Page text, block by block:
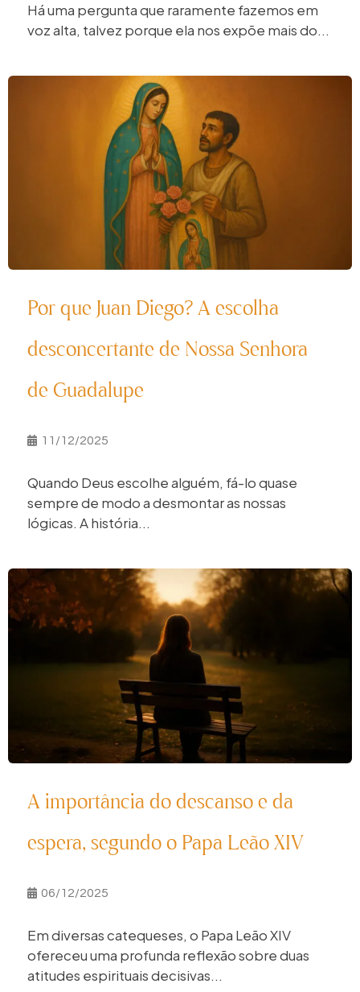
Há uma pergunta que raramente fazemos em
voz alta, talvez porque ela nos expõe mais do...
Por que Juan Diego? A escolha
desconcertante de Nossa Senhora
de Guadalupe
11/12/2025
Quando Deus escolhe alguém, fá-lo quase
sempre de modo a desmontar as nossas
lógicas. A história...
A importância do descanso e da
espera, segundo o Papa Leão XIV
06/12/2025
Em diversas catequeses, o Papa Leão XIV
ofereceu uma profunda reflexão sobre duas
atitudes espirituais decisivas...